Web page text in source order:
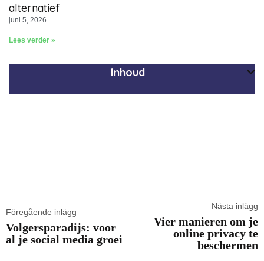
alternatief
juni 5, 2026
Lees verder »
Inhoud
Föregående inlägg
Volgersparadijs: voor
al je social media groei
Nästa inlägg
Vier manieren om je
online privacy te
beschermen